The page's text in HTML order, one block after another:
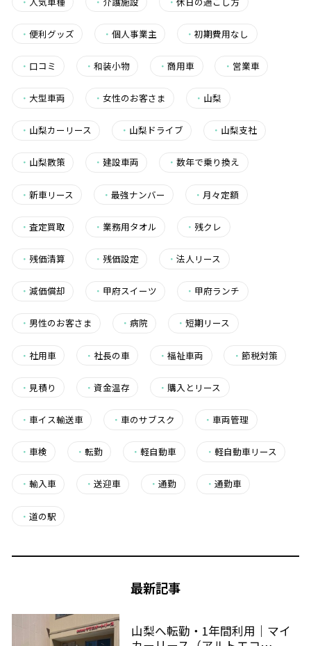
・ 便利グッズ ・個人事業主 ・初期費用なし
・ 口コミ ・和装小物 ・商用車 ・ 営業車
・ 大型車両 ・女性のお客さま ・ 山梨
・ 山梨カーリース ・ 山梨ドライブ ・ 山梨支社
・ 山梨散策 ・建設車両 ・数年で乗り換え
・ 新車リース ・最強ナンバー ・ 月々定額
・ 査定買取 ・ 業務用タオル ・ 残クレ
・ 残価清算 ・ 残価設定 ・法人リース
・ 減価償却 ・ 甲府スイーツ ・ 甲府ランチ
・ 男性のお客さま ・病院 ・短期リース
・ 社用車 ・社長の車 ・福祉車両 ・ 節税対策
・ 見積り ・資金温存 ・ 購入とリース
・ 車イス輸送車 ・ 車のサブスク ・ 車両管理
・ 車検 ・転勤 ・軽自動車 ・ 軽自動車リース
・ 輸入車 ・送迎車 ・通勤 ・ 通勤車
・ 道の駅
最新記事
山梨へ転勤・1年間利用｜マイ